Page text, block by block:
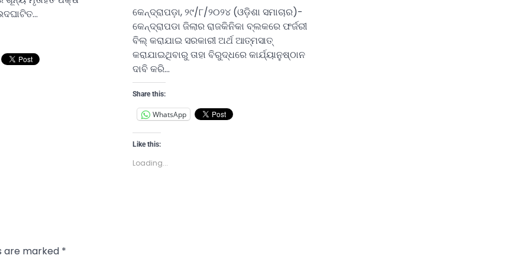
କେନ୍ଦ୍ରାପଡ଼ା, ୨୯/୮/୨୦୨୪ (ଓଡ଼ିଶା ସମାଚାର)-
କେନ୍ଦ୍ରାପଡା ଜିଲାର ରାଜକିନିକା ବ୍ଲକରେ ଫର୍ଜରୀ
ବିଲ୍ କରାଯାଇ ସରକାରୀ ଅର୍ଥ ଆତ୍ମସାତ୍
କରାଯାଇଥିବାରୁ ତାହା ବିରୁଦ୍ଧରେ କାର୍ଯ୍ୟାନୁଷ୍ଠାନ
ଦାବି କରି…
Share this:
WhatsApp
Like this:
Loading...
are marked *